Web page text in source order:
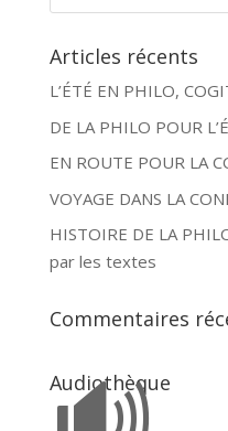
Articles récents
L’ÉTÉ EN PHILO,
DE LA PHILO POUR
EN ROUTE POUR LA
VOYAGE DANS LA
HISTOIRE DE LA
par les textes
Commentaires
Audiothèque